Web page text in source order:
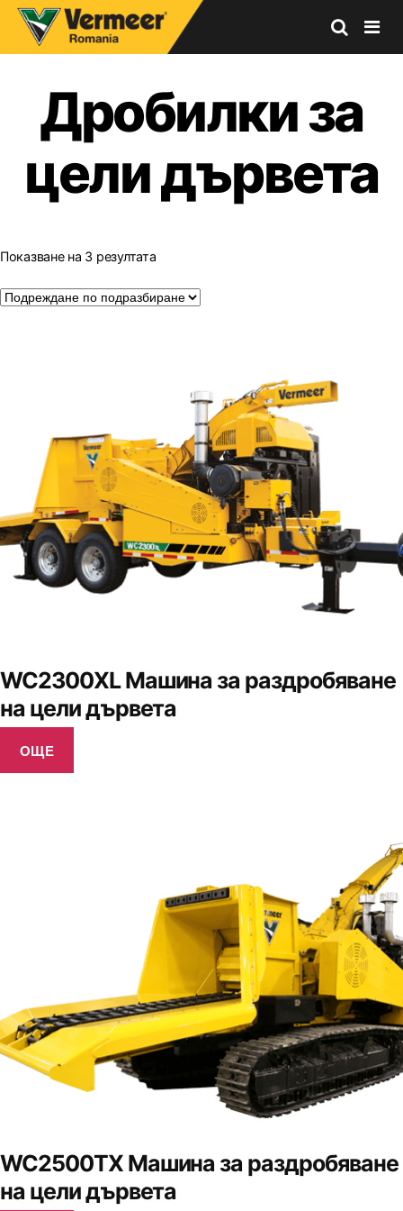
RomaniaДробилки за
цели дървета
Показване на 3 резултата
WC2300XL Машина за раздробяване
на цели дървета
ОЩЕ
WC2500TX Машина за раздробяване
на цели дървета